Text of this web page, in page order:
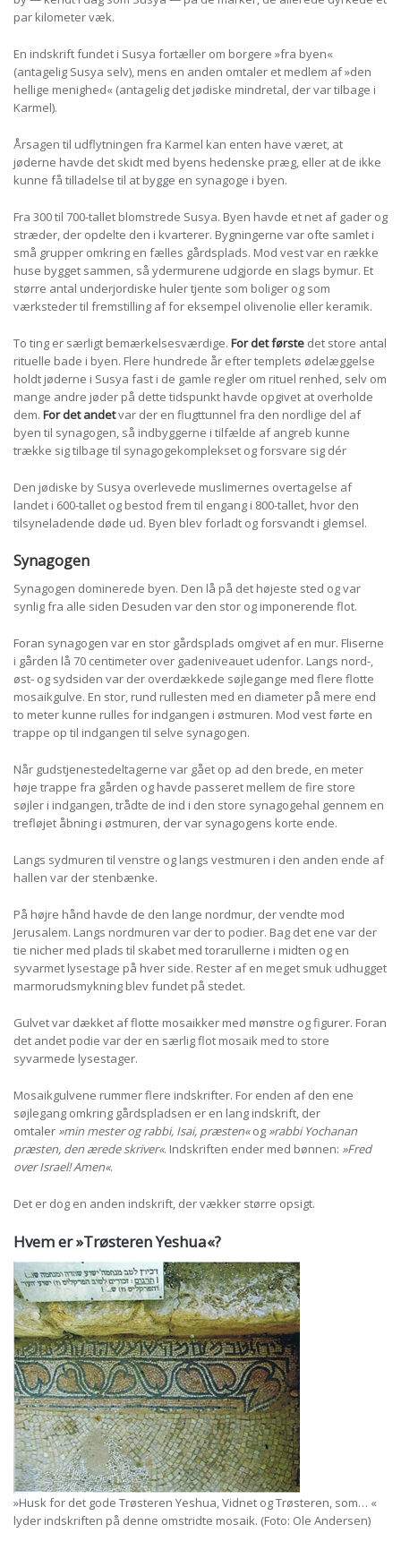
par kilometer væk.
En indskrift fundet i Susya fortæller om borgere »fra byen«
(antagelig Susya selv), mens en anden omtaler et medlem af »den
hellige menighed« (antagelig det jødiske mindretal, der var tilbage i
Karmel).
Årsagen til udflytningen fra Karmel kan enten have været, at
jøderne havde det skidt med byens hedenske præg, eller at de ikke
kunne få tilladelse til at bygge en synagoge i byen.
Fra 300 til 700-tallet blomstrede Susya. Byen havde et net af gader og
stræder, der opdelte den i kvarterer. Bygningerne var ofte samlet i
små grupper omkring en fælles gårdsplads. Mod vest var en række
huse bygget sammen, så ydermurene udgjorde en slags bymur. Et
større antal underjordiske huler tjente som boliger og som
værksteder til fremstilling af for eksempel olivenolie eller keramik.
To ting er særligt bemærkelsesværdige. For det første det store antal
rituelle bade i byen. Flere hundrede år efter templets ødelæggelse
holdt jøderne i Susya fast i de gamle regler om rituel renhed, selv om
mange andre jøder på dette tidspunkt havde opgivet at overholde
dem. For det andetvar der en flugttunnel fra den nordlige del af
byen til synagogen, så indbyggerne i tilfælde af angreb kunne
trække sig tilbage til synagogekomplekset og forsvare sig dér
Den jødiske by Susya overlevede muslimernes overtagelse af
landet i 600-tallet og bestod frem til engang i 800-tallet, hvor den
tilsyneladende døde ud. Byen blev forladt og forsvandt i glemsel.
Synagogen
Synagogen dominerede byen. Den lå på det højeste sted og var
synlig fra alle siden Desuden var den stor og imponerende flot.
Foran synagogen var en stor gårdsplads omgivet af en mur. Fliserne
i gården lå 70 centimeter over gadeniveauet udenfor. Langs nord-,
øst- og sydsiden var der overdækkede søjlegange med flere flotte
mosaikgulve. En stor, rund rullesten med en diameter på mere end
to meter kunne rulles for indgangen i østmuren. Mod vest førte en
trappe op til indgangen til selve synagogen.
Når gudstjenestedeltagerne var gået op ad den brede, en meter
høje trappe fra gården og havde passeret mellem de fire store
søjler i indgangen, trådte de ind i den store synagogehal gennem en
trefløjet åbning i østmuren, der var synagogens korte ende.
Langs sydmuren til venstre og langs vestmuren i den anden ende af
hallen var der stenbænke.
På højre hånd havde de den lange nordmur, der vendte mod
Jerusalem. Langs nordmuren var der to podier. Bag det ene var der
tie nicher med plads til skabet med torarullerne i midten og en
syvarmet lysestage på hver side. Rester af en meget smuk udhugget
marmorudsmykning blev fundet på stedet.
Gulvet var dækket af flotte mosaikker med mønstre og figurer. Foran
det andet podie var der en særlig flot mosaik med to store
syvarmede lysestager.
Mosaikgulvene rummer flere indskrifter. For enden af den ene
søjlegang omkring gårdspladsen er en lang indskrift, der
omtaler »min mester og rabbi, Isai, præsten« og »rabbi Yochanan
præsten, den ærede skriver«. Indskriften ender med bønnen: »Fred
over Israel! Amen«.
Det er dog en anden indskrift, der vækker større opsigt.
Hvem er »Trøsteren Yeshua«?
»Husk for det gode Trøsteren Yeshua, Vidnet og Trøsteren, som… «
lyder indskriften på denne omstridte mosaik. (Foto: Ole Andersen)